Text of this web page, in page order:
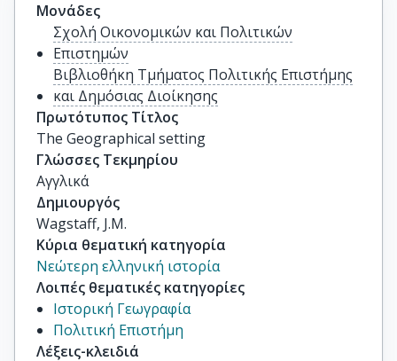
Μονάδες
Σχολή Οικονομικών και Πολιτικών
Επιστημών
Βιβλιοθήκη Τμήματος Πολιτικής Επιστήμης
και Δημόσιας Διοίκησης
Πρωτότυπος Τίτλος
The Geographical setting
Γλώσσες Τεκμηρίου
Αγγλικά
Δημιουργός
Wagstaff, J.M.
Κύρια θεματική κατηγορία
Νεώτερη ελληνική ιστορία
Λοιπές θεματικές κατηγορίες
Ιστορική Γεωγραφία
Πολιτική Επιστήμη
Λέξεις-κλειδιά